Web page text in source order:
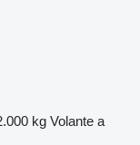
kg Volante a